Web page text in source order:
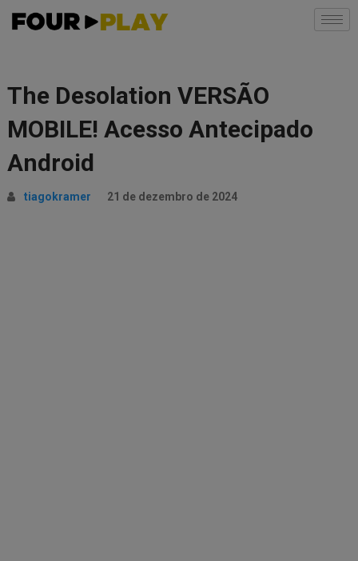
The Desolation VERSÃO
MOBILE! Acesso Antecipado
Android
tiagokramer 21 de dezembro de 2024